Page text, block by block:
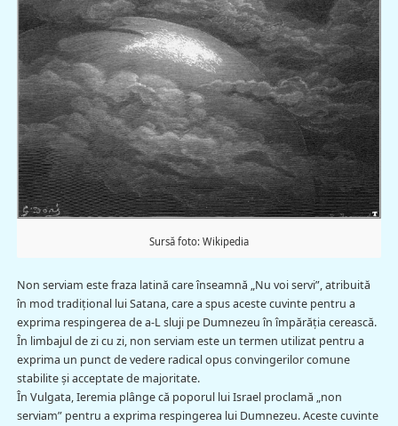
Sursă foto: Wikipedia
Non serviam este fraza latină care înseamnă „Nu voi servi”, atribuită
în mod tradițional lui Satana, care a spus aceste cuvinte pentru a
exprima respingerea de a-L sluji pe Dumnezeu în împărăția cerească.
În limbajul de zi cu zi, non serviam este un termen utilizat pentru a
exprima un punct de vedere radical opus convingerilor comune
stabilite și acceptate de majoritate.
În Vulgata, Ieremia plânge că poporul lui Israel proclamă „non
serviam” pentru a exprima respingerea lui Dumnezeu. Aceste cuvinte